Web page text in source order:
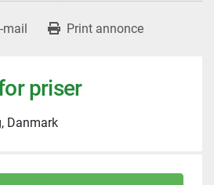
mail Print annonce
priser
Danmark